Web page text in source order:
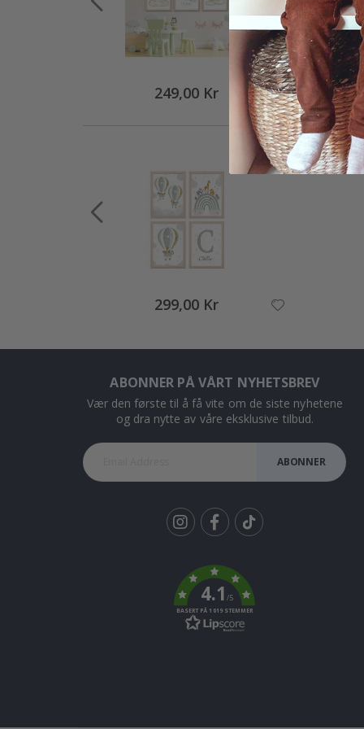
249,00 Kr
299,00 Kr
ABONNER PÅ VÅRT NYHETSBREV
Vær den første til å få vite om de siste nyhetene
og dra nytte av våre eksklusive tilbud.
ABONNER
k
4.1/5
BASERT PÅ 1019 STEMMER